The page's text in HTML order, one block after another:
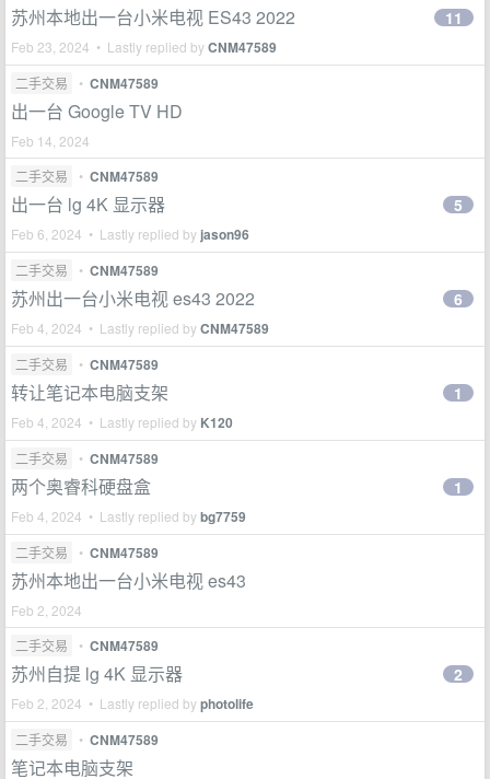
苏州本地出一台小米电视 ES43 2022
Feb 23, 2024 • Lastly replied byCNM47589
11
二手交易 • CNM47589
出一台 Google TV HD
Feb 14, 2024
二手交易
• CNM47589
出一台 lg 4K 显示器
Feb 6, 2024 • Lastly replied by jason96
5
二手交易 • CNM47589
苏州出一台小米电视 es43 2022
Feb 4, 2024 • Lastly replied byCNM47589
6
二手交易 • CNM47589
转让笔记本电脑支架
Feb 4, 2024 • Lastly replied by K120
1
二手交易 • CNM47589
两个奥睿科硬盘盒
Feb 4, 2024 • Lastly replied bybg7759
1
二手交易 • CNM47589
苏州本地出一台小米电视 es43
Feb 2, 2024
二手交易
• CNM47589
苏州自提 lg 4K 显示器
Feb 2, 2024 • Lastly replied byphotolife
2
二手交易 • CNM47589
笔记本电脑支架